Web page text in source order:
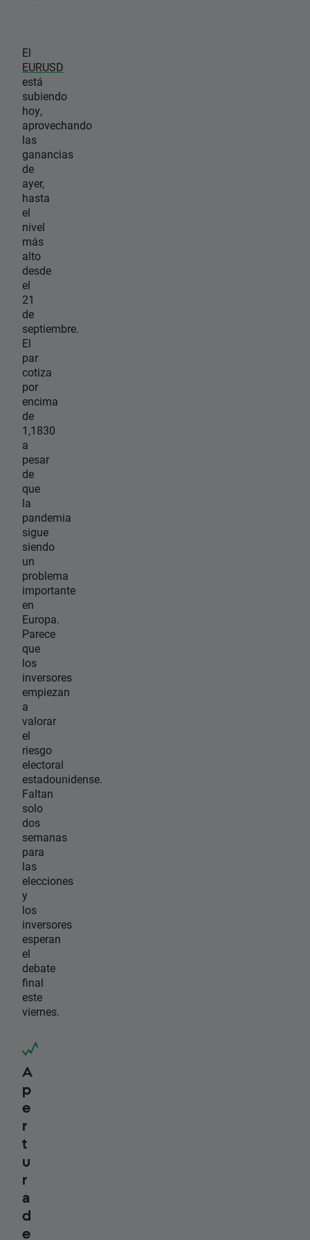
El
EURUSD
está
subiendo
hoy,
aprovechando
las
ganancias
de
ayer,
hasta
el
nivel
más
alto
desde
el
21
de
septiembre.
El
par
cotiza
por
encima
de
1,1830
a
pesar
de
que
la
pandemia
sigue
siendo
un
problema
importante
en
Europa.
Parece
que
los
inversores
empiezan
a
valorar
el
riesgo
electoral
estadounidense.
Faltan
solo
dos
semanas
para
las
elecciones
y
los
inversores
esperan
el
debate
final
este
viernes.
A
p
e
r
t
u
r
a
d
e